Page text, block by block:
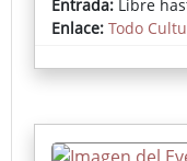
Programa de
Entrada: Libre
Enlace: Todo